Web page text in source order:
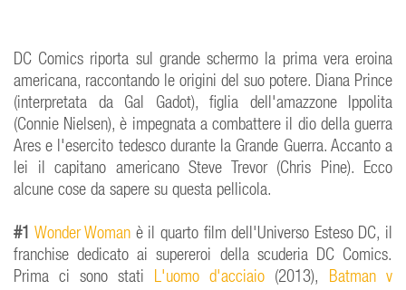
DC Comics riporta sul grande schermo la prima vera eroina
americana, raccontando le origini del suo potere. Diana Prince
(interpretata da Gal Gadot), figlia dell'amazzone Ippolita
(Connie Nielsen), è impegnata a combattere il dio della guerra
Ares e l'esercito tedesco durante la Grande Guerra. Accanto a
lei il capitano americano Steve Trevor (Chris Pine). Ecco
alcune cose da sapere su questa pellicola.
#1 Wonder Woman è il quarto film dell'Universo Esteso DC, il
franchise dedicato ai supereroi della scuderia DC Comics.
Prima ci sono stati
L'uomo d'acciaio (2013),
Batman v